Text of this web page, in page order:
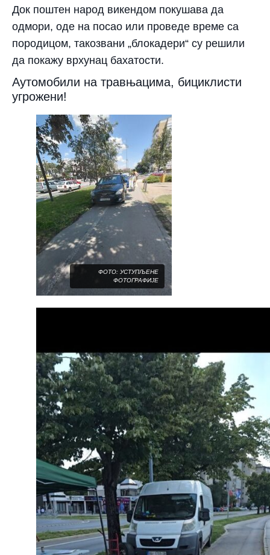
​Док поштен народ викендом покушава да
одмори, оде на посао или проведе време са
породицом, такозвани „блокадери“ су решили
да покажу врхунац бахатости.
​Аутомобили на травњацима, бициклисти
угрожени!
ФОТО: УСТУПЉЕНЕ
ФОТОГРАФИЈЕ